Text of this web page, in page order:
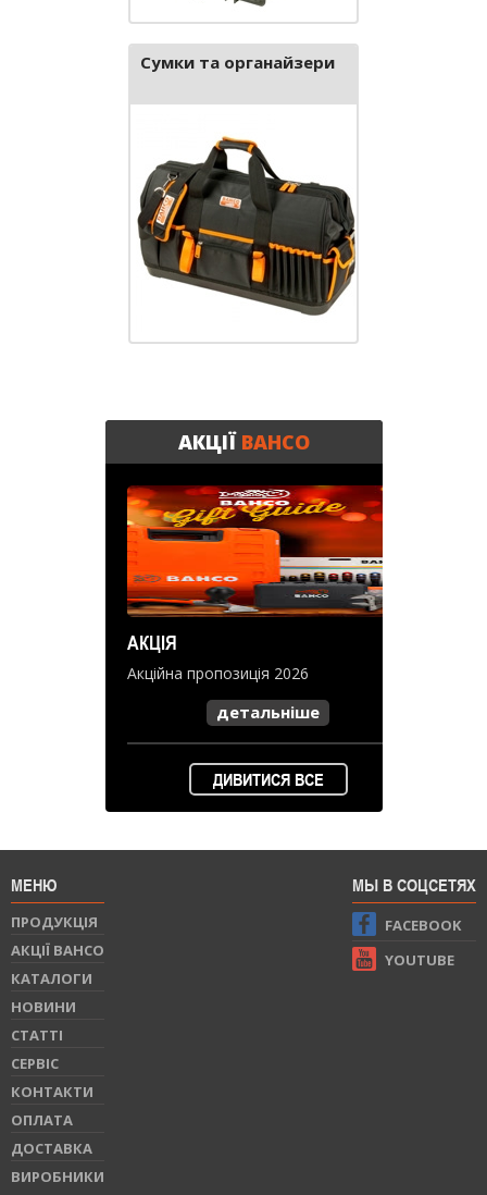
Сумки та органайзери
АКЦІЇBAHCO
АКЦІЯ
Акційна пропозиція 2026
детальніше
ДИВИТИСЯ ВСЕ
МЕНЮ
ПРОДУКЦIЯ
АКЦІЇ BAHCO
КАТАЛОГИ
НОВИНИ
СТАТТI
СЕРВIС
КОНТАКТИ
ОПЛАТА
ДОСТАВКА
ВИРОБНИКИ
МЫ В СОЦСЕТЯХ
FACEBOOK
YOUTUBE